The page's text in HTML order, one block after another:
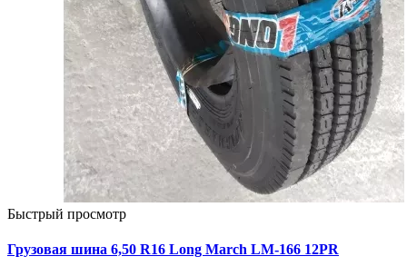
Быстрый просмотр
Грузовая шина 6,50 R16 Long March LM-166 12PR